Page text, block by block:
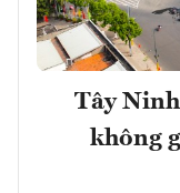
Tây
không